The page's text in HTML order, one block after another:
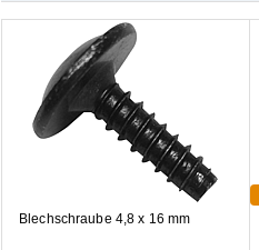
B lechschraube 4,8 x 16 mm